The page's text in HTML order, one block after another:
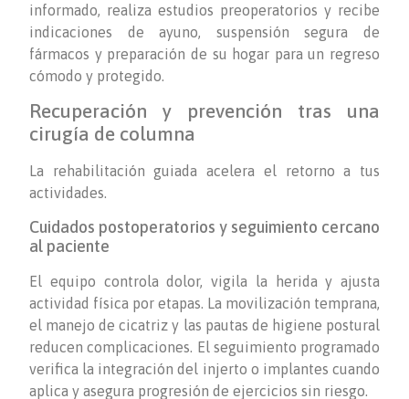
informado, realiza estudios preoperatorios y recibe
indicaciones de ayuno, suspensión segura de
fármacos y preparación de su hogar para un regreso
cómodo y protegido.
Recuperación y prevención tras una
cirugía de columna
La rehabilitación guiada acelera el retorno a tus
actividades.
Cuidados postoperatorios y seguimiento cercano
al paciente
El equipo controla dolor, vigila la herida y ajusta
actividad física por etapas. La movilización temprana,
el manejo de cicatriz y las pautas de higiene postural
reducen complicaciones. El seguimiento programado
verifica la integración del injerto o implantes cuando
aplica y asegura progresión de ejercicios sin riesgo.